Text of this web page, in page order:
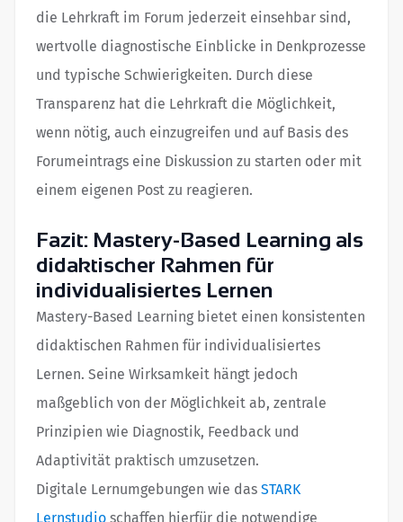
die Lehrkraft im Forum jederzeit einsehbar sind,
wertvolle diagnostische Einblicke in Denkprozesse
und typische Schwierigkeiten. Durch diese
Transparenz hat die Lehrkraft die Möglichkeit,
wenn nötig, auch einzugreifen und auf Basis des
Forumeintrags eine Diskussion zu starten oder mit
einem eigenen Post zu reagieren.
Fazit: Mastery-Based Learning als
didaktischer Rahmen für
individualisiertes Lernen
Mastery-Based Learning bietet einen konsistenten
didaktischen Rahmen für individualisiertes
Lernen. Seine Wirksamkeit hängt jedoch
maßgeblich von der Möglichkeit ab, zentrale
Prinzipien wie Diagnostik, Feedback und
Adaptivität praktisch umzusetzen.
Digitale Lernumgebungen wie das STARK
Lernstudio schaffen hierfür die notwendige